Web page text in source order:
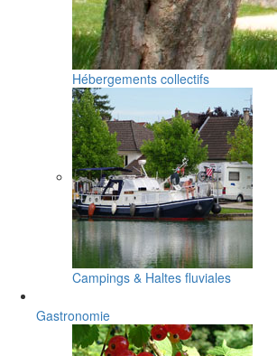
Hébergements collectifs
Campings & Haltes fluviales
Gastronomie